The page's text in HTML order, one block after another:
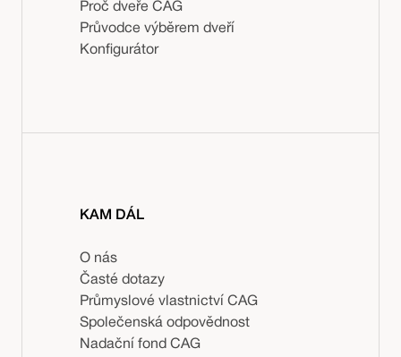
Proč dveře CAG
Průvodce výběrem dveří
Konfigurátor
KAM DÁL
O nás
Časté dotazy
Průmyslové vlastnictví CAG
Společenská odpovědnost
Nadační fond CAG